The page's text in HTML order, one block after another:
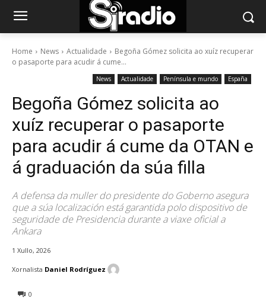
Home News Actualidade
Begoña Gómez solicita ao xuíz recuperar
o pasaporte para acudir á cume...
News Actualidade Península e mundo España
Begoña Gómez solicita ao
xuíz recuperar o pasaporte
para acudir á cume da OTAN e
á graduación da súa filla
A defensa da muller do presidente do Goberno asegura
que a súa localización está garantida polo dispositivo de
seguridade de Presidencia durante a viaxe oficial a
Ankara
1 Xullo, 2026
0
Xornalista Daniel Rodríguez